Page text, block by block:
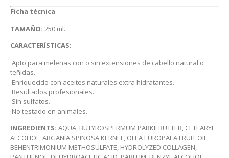
Ficha técnica
TAMAÑO: 250 ml.
CARACTERÍSTICAS:
·Apto para melenas con o sin extensiones de cabello natural o
teñidas.
·Enriquecido con aceites naturales extra hidratantes.
·Resultados profesionales.
·Sin sulfatos.
·No testado en animales.
INGREDIENTS: AQUA, BUTYROSPERMUM PARKII BUTTER, CETEARYL
ALCOHOL, ARGANIA SPINOSA KERNEL, OLEA EUROPAEA FRUIT OIL,
BEHENTRIMONIUM METHOSULFATE, HYDROLYZED COLLAGEN,